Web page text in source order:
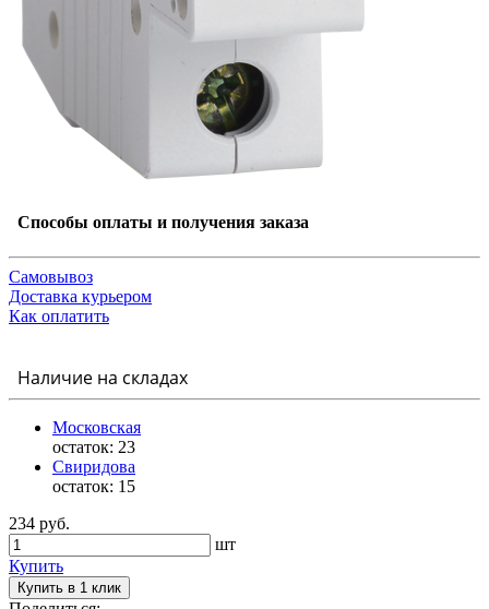
Способы оплаты и получения заказа
Самовывоз
Доставка курьером
Как оплатить
Наличие на складах
Московская
остаток: 23
Свиридова
остаток: 15
234 руб.
шт
Купить
Купить в 1 клик